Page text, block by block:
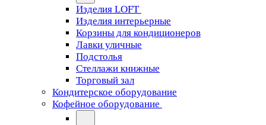
Изделия LOFT
Изделия интерьерные
Корзины для кондиционеров
Лавки уличные
Подстолья
Стеллажи книжные
Торговый зал
Кондитерское оборудование
Кофейное оборудование